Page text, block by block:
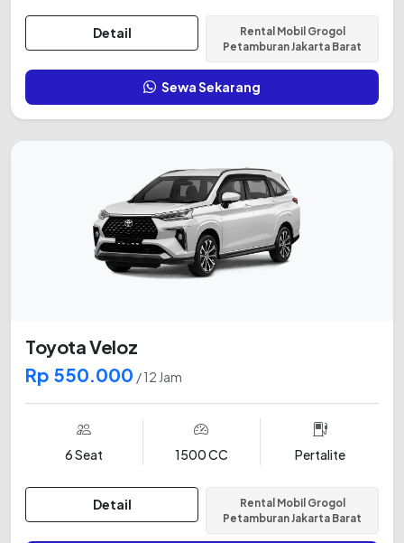
Detail
Rental Mobil Grogol
Petamburan Jakarta Barat
Sewa Sekarang
Toyota Veloz
Rp 550.000 / 12 Jam
6 Seat 1500 CC Pertalite
Detail
Rental Mobil Grogol
Petamburan Jakarta Barat